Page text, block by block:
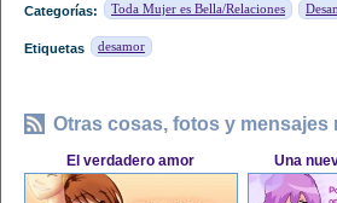
Categorías: Toda Mujer es Bella/Relaciones
Etiquetas desamor
Otras cosas, fotos y mensajes
El verdadero amor Una